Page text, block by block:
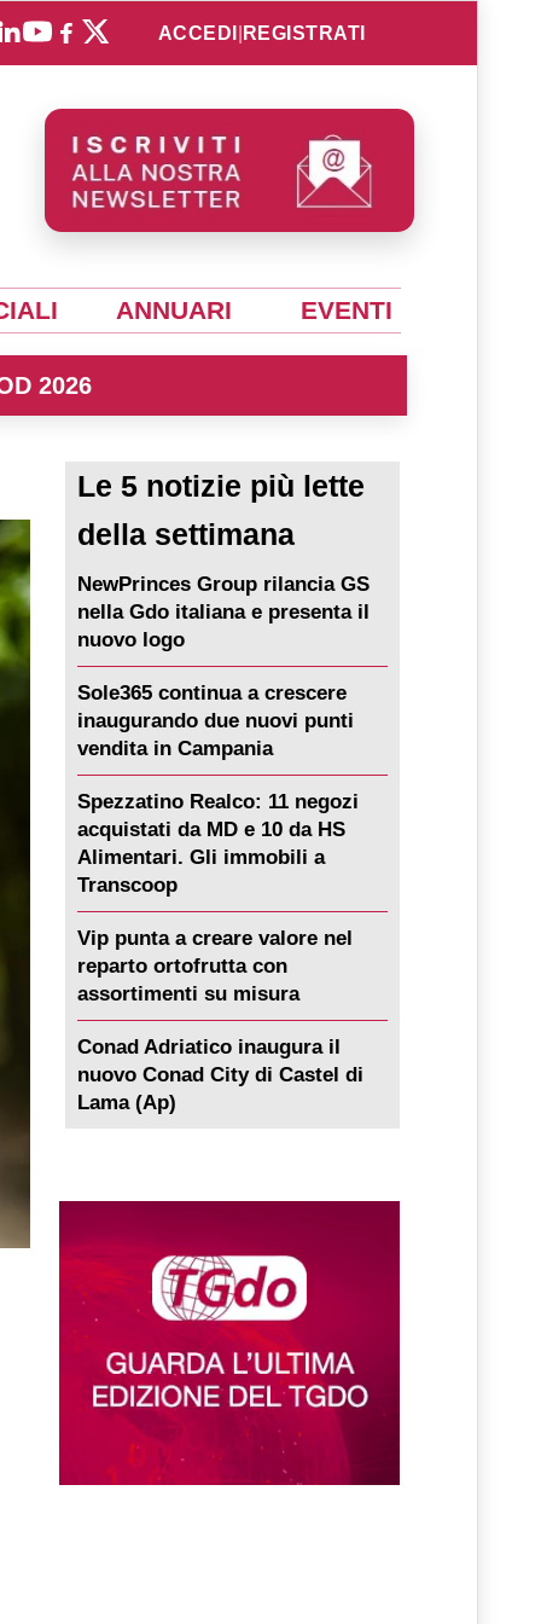
ACCEDI REGISTRATI
ANNUARI EVENTI
2026
Le 5 notizie più lette
della settimana
NewPrinces Group rilancia GS
nella Gdo italiana e presenta il
nuovo logo
Sole365 continua a crescere
inaugurando due nuovi punti
vendita in Campania
Spezzatino Realco: 11 negozi
acquistati da MD e 10 da HS
Alimentari. Gli immobili a
Transcoop
Vip punta a creare valore nel
reparto ortofrutta con
assortimenti su misura
Conad Adriatico inaugura il
nuovo Conad City di Castel di
Lama (Ap)